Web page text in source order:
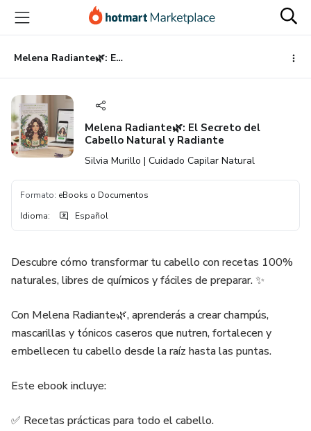
principal
página
de
página
Melena Radiante🌿: El Secreto del Cabello Natural y Radiante
Melena Radiante🌿: El Secreto del
Cabello Natural y Radiante
Silvia Murillo | Cuidado Capilar Natural
Formato: eBooks o Documentos
Idioma: Español
Descubre cómo transformar tu cabello con recetas 100%
naturales, libres de químicos y fáciles de preparar. ✨
Con Melena Radiante🌿, aprenderás a crear champús,
mascarillas y tónicos caseros que nutren, fortalecen y
embellecen tu cabello desde la raíz hasta las puntas.
Este ebook incluye:
✅ Recetas prácticas para todo el cabello.